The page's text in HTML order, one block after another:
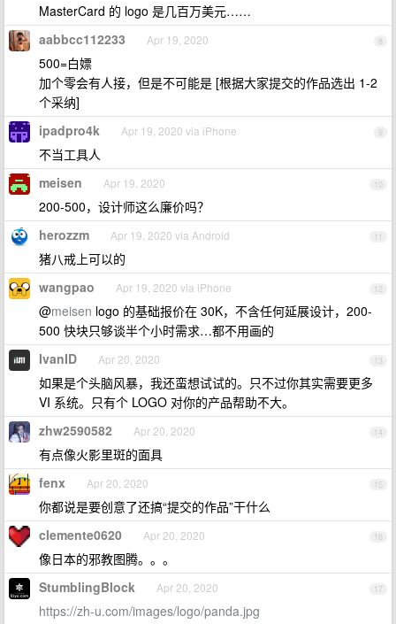
MasterCard 的 logo 是几百万美元……
8
aabbcc112233 Apr 19, 2020
500=白嫖
加个零会有人接，但是不可能是 [根据大家提交的作品选出 1-2
个采纳]
9
ipadpro4k Apr 19, 2020 via iPhone
不当工具人
10
meisen Apr 19, 2020
200-500，设计师这么廉价吗？
11
herozzm Apr 19, 2020 via Android
猪八戒上可以的
12
wangpao Apr 19, 2020 via iPhone
@meisen logo 的基础报价在 30K，不含任何延展设计，200-
500 快块只够谈半个小时需求…都不用画的
13
IvanID Apr 20, 2020
如果是个头脑风暴，我还蛮想试试的。只不过你其实需要更多
VI 系统。只有个 LOGO 对你的产品帮助不大。
14
zhw2590582 Apr 20, 2020
有点像火影里斑的面具
15
fenx Apr 20, 2020
你都说是要创意了还搞“提交的作品”干什么
16
clemente0620 Apr 20, 2020
像日本的邪教图腾。。。
17
StumblingBlock Apr 20, 2020
https://zh-u.com/images/logo/panda.jpg